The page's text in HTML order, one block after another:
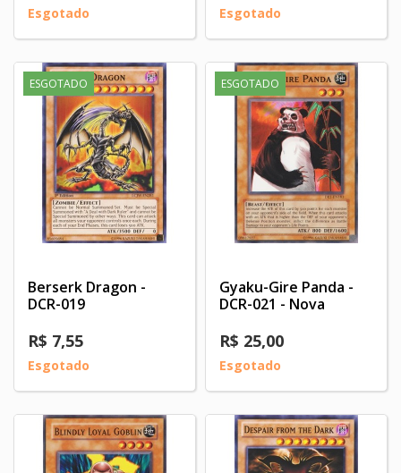
Esgotado Esgotado
ESGOTADO
Berserk Dragon -
DCR-019
R$ 7,55
Esgotado
ESGOTADO
Gyaku-Gire Panda -
DCR-021 - Nova
R$ 25,00
Esgotado